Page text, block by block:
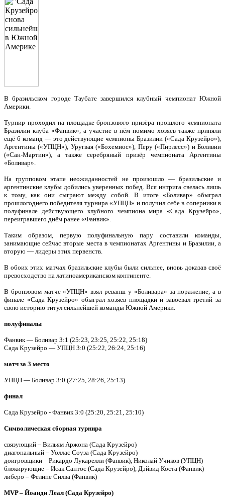
В бразильском городе Таубате завершился клубный чемпионат Южной
Америки.
Турнир проходил на площадке бронзового призёра прошлого чемпионата
Бразилии клуба «Фанвик», а участие в нём помимо хозяев также приняли
ещё 6 команд — это действующие чемпионы Бразилии («Сада Крузейро»),
Аргентины («УПЦН»), Уругвая («Бохемиос»), Перу («Пирлесс») и Боливии
(«Сан-Мартин»), а также серебряный призёр чемпионата Аргентины
«Боливар».
На групповом этапе неожиданностей не произошло — бразильские и
аргентинские клубы добились уверенных побед. Вся интрига свелась лишь
к тому, как они сыграют между собой. В итоге «Боливар» обыграл
прошлогоднего победителя турнира «УПЦН» и получил себе в соперники в
полуфинале действующего клубного чемпиона мира «Сада Крузейро»,
переигравшего днём ранее «Фанвик».
Таким образом, первую полуфинальную пару составили команды,
занимающие сейчас вторые места в чемпионатах Аргентины и Бразилии, а
вторую — лидеры этих первенств.
В обоих этих матчах бразильские клубы были сильнее, вновь доказав своё
превосходство на латиноамериканском континенте.
В бронзовом матче «УПЦН» взял реванш у «Боливара» за поражение, а в
финале «Сада Крузейро» обыграл хозяев площадки и завоевал третий за
свою историю титул сильнейшей команды Южной Америки.
полуфиналы
Фанвик — Боливар 3:1 (25:23, 23:25, 25:22, 25:18)
Сада Крузейро — УПЦН 3:0 (25:22, 26:24, 25:16)
матч за 3 место
УПЦН — Боливар 3:0 (27:25, 28:26, 25:13)
финал
Сада Крузейро - Фанвик 3:0 (25:20, 25:21, 25:10)
Символическая сборная турнира
связующий – Вильям Аржона (Сада Крузейро)
диагональный – Уоллас Соуза (Сада Крузейро)
доигровщики – Рикардо Лукарелли (Фанвик), Николай Учиков (УПЦН)
блокирующие – Исак Сантос (Сада Крузейро), Дэйвид Коста (Фанвик)
либеро – Фелипе Силва (Фанвик)
MVP – Йоанди Леал (Сада Крузейро)